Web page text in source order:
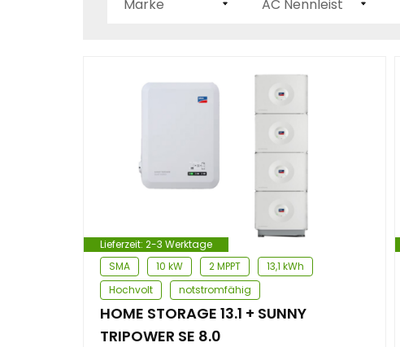
Marke AC Nennleistung
Lieferzeit: 2-3 Werktage
SMA
10 kW 2 MPPT
13,1 kWh
Hochvolt
notstromfähig
HOME STORAGE 13.1 + SUNNY
TRIPOWER SE 8.0